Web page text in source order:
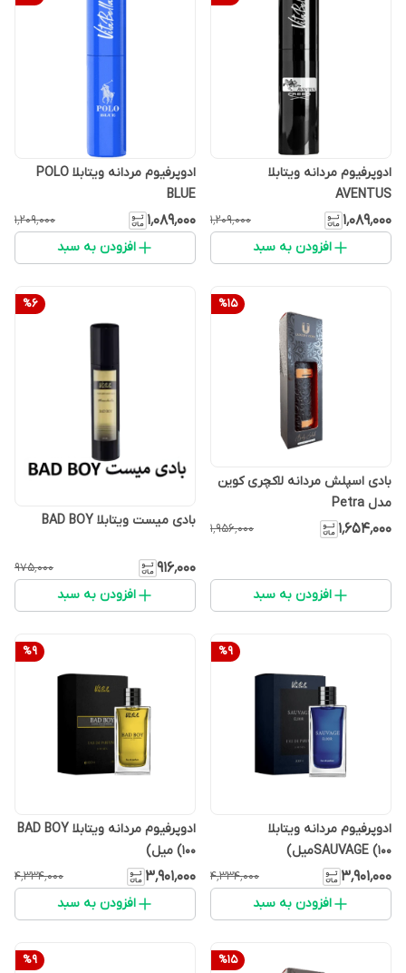
ادوپرفیوم مردانه ویتابلا
AVENTUS
۱٬۰۸۹٬۰۰۰ ۱٬۲۰۹٬۰۰۰
افزودن به سبد
ادوپرفیوم مردانه ویتابلا POLO
BLUE
۱٬۰۸۹٬۰۰۰ ۱٬۲۰۹٬۰۰۰
افزودن به سبد
%15
بادی اسپلش مردانه لاکچری کوین
مدل Petra
۱٬۶۵۴٬۰۰۰ ۱٬۹۵۶٬۰۰۰
افزودن به سبد
%6
بادی میست ویتابلا BAD BOY
۹۱۶٬۰۰۰ ۹۷۵٬۰۰۰
افزودن به سبد
%9
ادوپرفیوم مردانه ویتابلا
SAUVAGE (100میل)
۳٬۹۰۱٬۰۰۰ ۴٬۳۳۴٬۰۰۰
افزودن به سبد
%9
ادوپرفیوم مردانه ویتابلا BAD BOY
(۱۰۰ میل)
۳٬۹۰۱٬۰۰۰ ۴٬۳۳۴٬۰۰۰
افزودن به سبد
%15
%9